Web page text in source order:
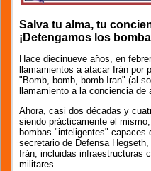
Salva tu alma, tu
¡Detengamos los
Hace diecinueve años, en
llamamientos a atacar Irán
"Bomb, bomb, bomb Iran" (al
llamamiento a la conciencia
Ahora, casi dos décadas y
siendo prácticamente el
bombas "inteligentes" capaces
secretario de Defensa
Irán, incluidas infraestructuras
militares.